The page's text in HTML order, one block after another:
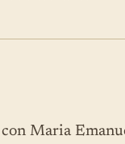
Maria